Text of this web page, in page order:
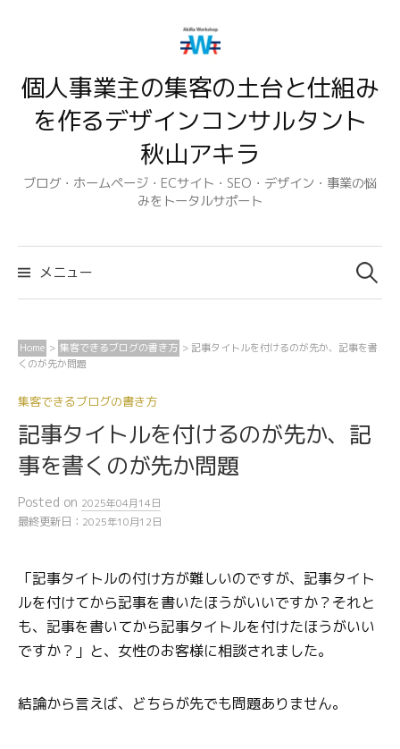
ン
キ
個人事業主の集客の土台と仕組み
を作るデザインコンサルタント
秋山アキラ
ブログ・ホームページ・ECサイト・SEO・デザイン・事業の悩
みをトータルサポート
メニュー
検
索:
Home > 集客できるブログの書き方 > 記事タイトルを付けるのが先か、記事を書
くのが先か問題
集客できるブログの書き方
記事タイトルを付けるのが先か、記
事を書くのが先か問題
Posted on 2025年04月14日
最終更新日： 2025年10月12日
「記事タイトルの付け方が難しいのですが、記事タイト
ルを付けてから記事を書いたほうがいいですか？それと
も、記事を書いてから記事タイトルを付けたほうがいい
ですか？」と、女性のお客様に相談されました。
結論から言えば、どちらが先でも問題ありません。